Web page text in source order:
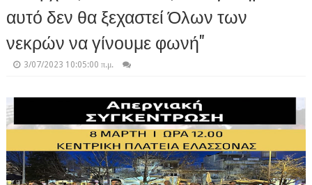
αυτό δεν θα ξεχαστεί Όλων των
νεκρών να γίνουμε φωνή"
3/07/2023 10:05:00 π.μ.